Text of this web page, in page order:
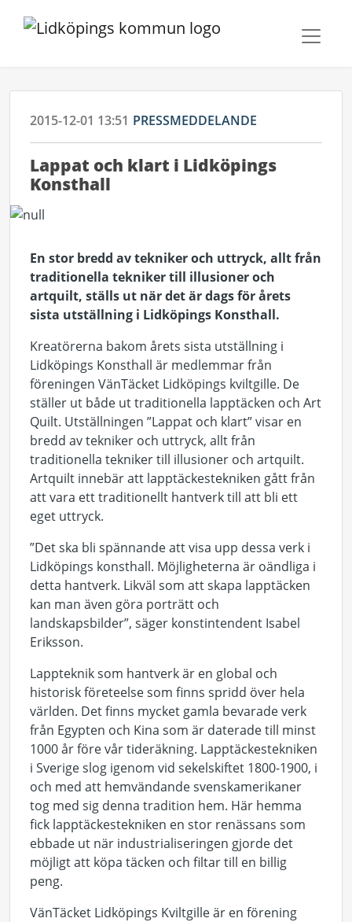
2015-12-01 13:51 PRESSMEDDELANDE
Lappat och klart i Lidköpings
Konsthall
En stor bredd av tekniker och uttryck, allt från
traditionella tekniker till illusioner och
artquilt, ställs ut när det är dags för årets
sista utställning i Lidköpings Konsthall.
Kreatörerna bakom årets sista utställning i
Lidköpings Konsthall är medlemmar från
föreningen VänTäcket Lidköpings kviltgille. De
ställer ut både ut traditionella lapptäcken och Art
Quilt. Utställningen ”Lappat och klart” visar en
bredd av tekniker och uttryck, allt från
traditionella tekniker till illusioner och artquilt.
Artquilt innebär att lapptäckestekniken gått från
att vara ett traditionellt hantverk till att bli ett
eget uttryck.
”Det ska bli spännande att visa upp dessa verk i
Lidköpings konsthall. Möjligheterna är oändliga i
detta hantverk. Likväl som att skapa lapptäcken
kan man även göra porträtt och
landskapsbilder”, säger konstintendent Isabel
Eriksson.
Lappteknik som hantverk är en global och
historisk företeelse som finns spridd över hela
världen. Det finns mycket gamla bevarade verk
från Egypten och Kina som är daterade till minst
1000 år före vår tideräkning. Lapptäckestekniken
i Sverige slog igenom vid sekelskiftet 1800-1900, i
och med att hemvändande svenskamerikaner
tog med sig denna tradition hem. Här hemma
fick lapptäckestekniken en stor renässans som
ebbade ut när industrialiseringen gjorde det
möjligt att köpa täcken och filtar till en billig
peng.
VänTäcket Lidköpings Kviltgille är en förening